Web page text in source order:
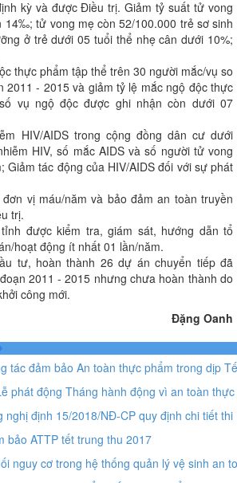
kỳ và được Điều trị. Giảm tỷ suất tử vong
14‰; tử vong mẹ còn 52/100.000 trẻ sơ sinh
ở trẻ dưới 05 tuổi thể nhẹ cân dưới 10%;
thực phẩm tập thể trên 30 người mắc/vụ so
2011 - 2015 và giảm tỷ lệ mắc ngộ độc thực
vụ ngộ độc được ghi nhận còn dưới 07
HIV/AIDS trong cộng đồng dân cư dưới
HIV, số mắc AIDS và số người tử vong
Giảm tác động của HIV/AIDS đối với sự phát
vị máu/năm và bảo đảm an toàn truyền
trị.
được kiểm tra, giám sát, hướng dẫn tổ
hoạt động ít nhất 01 lần/năm.
tư, hoàn thành 26 dự án chuyển tiếp đã
2011 - 2015 nhưng chưa hoàn thành do
công mới.
Đặng Oanh
tác đảm bảo An toàn thực phẩm trong dịp
phát động Tháng hành động vì an toàn
nghị định 15/2018/NĐ-CP quy định chi tiết
bảo ATTP tết trung thu 2017
nguy cơ trong hệ thống quản lý vệ sinh an